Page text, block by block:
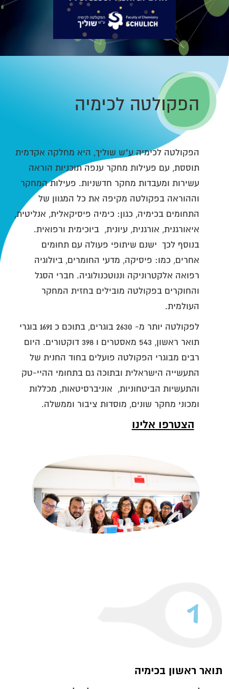
הפקולטה לכימיה
הפקולטה לכימיה ע"ש שוליך, היא מחלקה אקדמית
תוססת, עם פעילות מחקר ענפה תוכניות הוראה
עשירות ומעבדות מחקר חדשניות. פעילות המחקר
וההוראה בפקולטה מקיפה את כל המגוון של
התחומים בכימיה, כגון: כימיה פיסיקאלית, אנליטית,
איאורגנית, אורגנית, עיונית, ביוכימית ורפואית.
בנוסף לכך ישנם שיתופי פעולה עם תחומים
אחרים, כמו: פיסיקה, מדעי החומרים, ביולוגיה
רפואה אלקטרוניקה וננוטכנולוגיה. חברי הסגל
והחוקרים בפקולטה מובילים בחזית המחקר
העולמית.
לפקולטה יותר מ- 2630 בוגרים, בתוכם כ 1691 בוגרי
תואר ראשון, 543 מאסטרים ו 398 דוקטורים. היום
רבים מבוגרי הפקולטה פועלים בחוד החנית של
התעשייה הישראלית ובתוכה גם בתחומי ההיי-טק
והתעשיות הביטחוניות, אוניברסיטאות, מכללות
ומכוני מחקר שונים, מוסדות ציבור וממשלה.
הצטרפו אלינו
1
תואר ראשון בכימיה